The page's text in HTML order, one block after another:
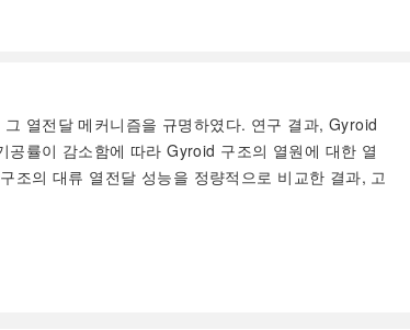
열전달 메커니즘을 규명하였다. 연구 결과, Gyroid
률이 감소함에 따라 Gyroid 구조의 열원에 대한 열
조의 대류 열전달 성능을 정량적으로 비교한 결과, 고